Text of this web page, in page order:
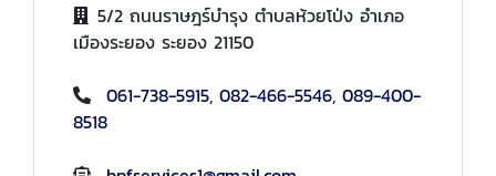
5/2 ถนนราษฎร์บำรุง ตำบลห้วยโป่ง อำเภอ
เมืองระยอง ระยอง 21150
061-738-5915, 082-466-5546, 089-400-
8518